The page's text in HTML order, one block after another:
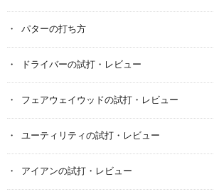
パターの打ち方
ドライバーの試打・レビュー
フェアウェイウッドの試打・レビュー
ユーティリティの試打・レビュー
アイアンの試打・レビュー